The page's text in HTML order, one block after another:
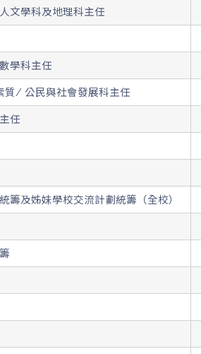
文學科及地理科主任
學科主任
質/ 公民與社會發展科主任
任
籌及姊妹學校交流計劃統籌（全校）